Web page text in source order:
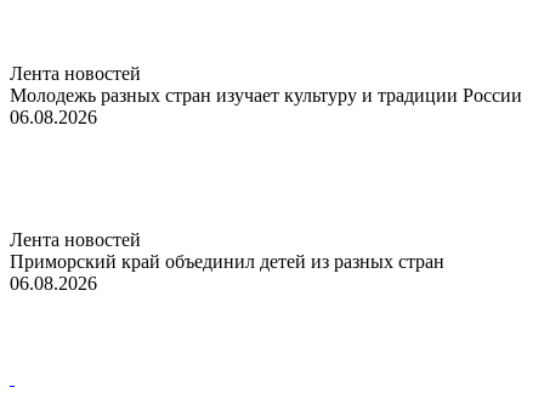
Лента новостей
Молодежь разных стран изучает культуру и традиции России
06.08.2026
Лента новостей
Приморский край объединил детей из разных стран
06.08.2026